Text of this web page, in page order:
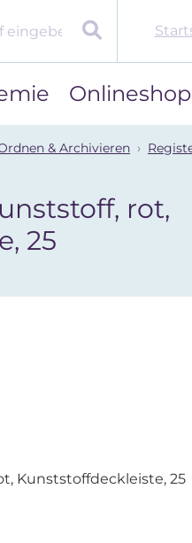
Onlineshop
& Archivieren
rot,
25